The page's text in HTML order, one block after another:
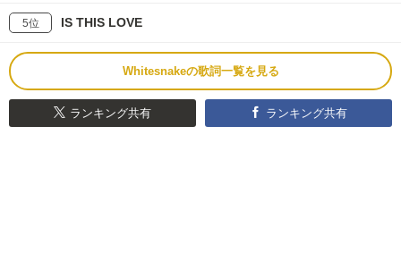
5位 IS THIS LOVE
Whitesnakeの歌詞一覧を見る
ランキング共有 ランキング共有